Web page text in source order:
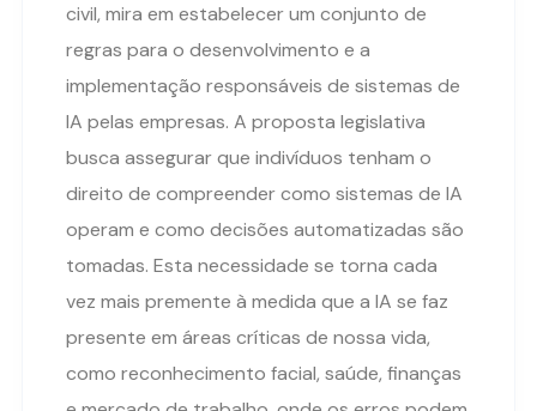
civil, mira em estabelecer um conjunto de
regras para o desenvolvimento e a
implementação responsáveis de sistemas de
IA pelas empresas. A proposta legislativa
busca assegurar que indivíduos tenham o
direito de compreender como sistemas de IA
operam e como decisões automatizadas são
tomadas. Esta necessidade se torna cada
vez mais premente à medida que a IA se faz
presente em áreas críticas de nossa vida,
como reconhecimento facial, saúde, finanças